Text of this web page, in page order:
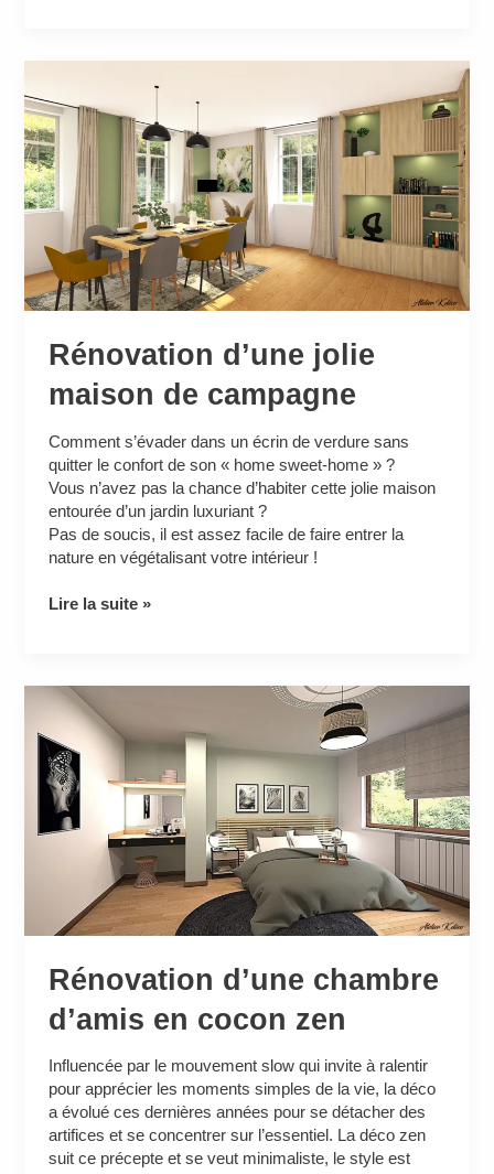
Rénovation d’une jolie
maison de campagne
Comment s’évader dans un écrin de verdure sans
quitter le confort de son « home sweet-home » ?
Vous n’avez pas la chance d’habiter cette jolie maison
entourée d’un jardin luxuriant ?
Pas de soucis, il est assez facile de faire entrer la
nature en végétalisant votre intérieur !
jolie
maison
de
campagne
Lire la suite »
Rénovation d’une chambre
d’amis en cocon zen
Influencée par le mouvement slow qui invite à ralentir
pour apprécier les moments simples de la vie, la déco
a évolué ces dernières années pour se détacher des
artifices et se concentrer sur l’essentiel. La déco zen
suit ce précepte et se veut minimaliste, le style est
Rénovation
d’une
chambre
d’amis
en
cocon
zen